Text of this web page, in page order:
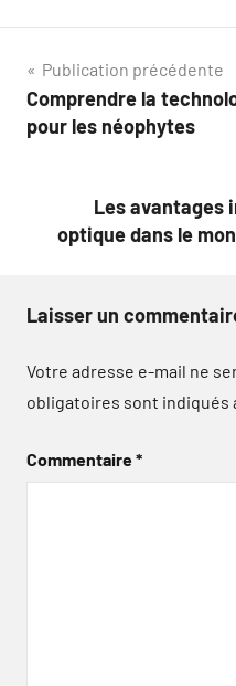
Navigation
de
Publication précédente
Comprendre la
pour les néophytes
Les avantages
optique dans le
Laisser un
Votre adresse e-mail ne
obligatoires sont indiqués
Commentaire*